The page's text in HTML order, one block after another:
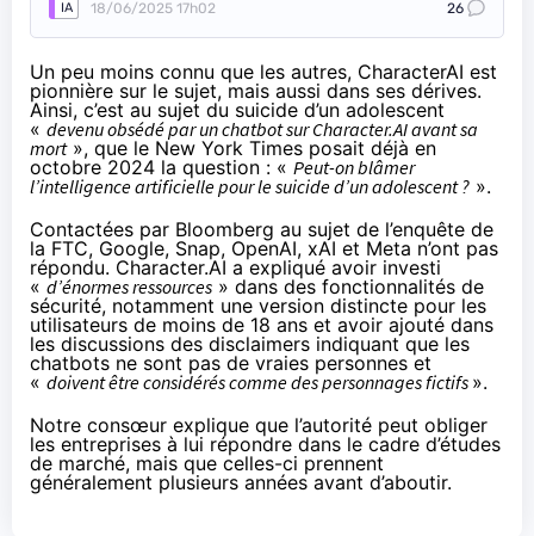
IA 18/06/2025 17h02 26
Un peu moins connu que les autres, CharacterAI est
pionnière sur le sujet, mais aussi dans ses dérives.
Ainsi, c’est au sujet du suicide d’un adolescent
« devenu obsédé par un chatbot sur Character.AI avant sa
mort», que le New York Times posait déjà en
octobre 2024 la question : « Peut-on blâmer
l’intelligence artificielle pour le suicide d’un adolescent ? ».
Contactées par Bloomberg au sujet de l’enquête de
la FTC, Google, Snap, OpenAI, xAI et Meta n’ont pas
répondu. Character.AI a expliqué avoir investi
« d’énormes ressources » dans des fonctionnalités de
sécurité, notamment une version distincte pour les
utilisateurs de moins de 18 ans et avoir ajouté dans
les discussions des disclaimers indiquant que les
chatbots ne sont pas de vraies personnes et
« doivent être considérés comme des personnages fictifs ».
Notre consœur explique que l’autorité peut obliger
les entreprises à lui répondre dans le cadre d’études
de marché, mais que celles-ci prennent
généralement plusieurs années avant d’aboutir.